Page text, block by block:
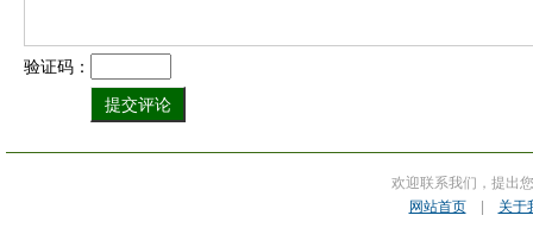
验证码：
欢迎联系我们，提出
网站首页| 关于